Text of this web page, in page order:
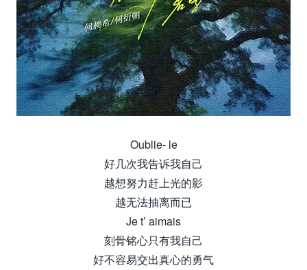
Oublie- le
好几次我告诉我自己
越想努力赶上光的影
越无法抽离而已
Je t’ aimais
刻骨铭心只有我自己
好不容易交出真心的勇气